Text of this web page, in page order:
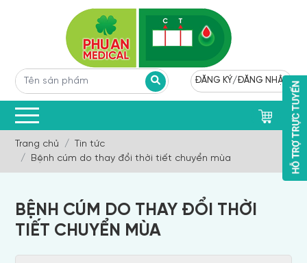
ĐĂNG KÝ/ĐĂNG NHẬP
Trang chủ
Tin tức
Bệnh cúm do thay đổi thời tiết chuyển mùa
BỆNH CÚM DO THAY ĐỔI THỜI
TIẾT CHUYỂN MÙA